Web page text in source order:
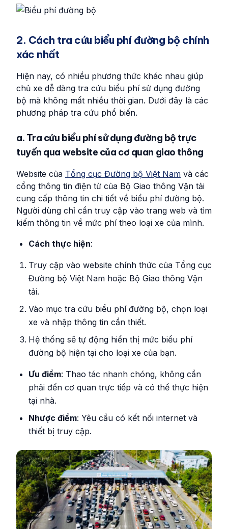
2. Cách tra cứu biểu phí đường bộ chính
xác nhất
Hiện nay, có nhiều phương thức khác nhau giúp
chủ xe dễ dàng tra cứu biểu phí sử dụng đường
bộ mà không mất nhiều thời gian. Dưới đây là các
phương pháp tra cứu phổ biến.
a. Tra cứu biểu phí sử dụng đường bộ trực
tuyến qua website của cơ quan giao thông
Website của Tổng cục Đường bộ Việt Nam và các
cổng thông tin điện tử của Bộ Giao thông Vận tải
cung cấp thông tin chi tiết về biểu phí đường bộ.
Người dùng chỉ cần truy cập vào trang web và tìm
kiếm thông tin về mức phí theo loại xe của mình.
Cách thực hiện:
Truy cập vào website chính thức của Tổng cục
Đường bộ Việt Nam hoặc Bộ Giao thông Vận
tải.
Vào mục tra cứu biểu phí đường bộ, chọn loại
xe và nhập thông tin cần thiết.
Hệ thống sẽ tự động hiển thị mức biểu phí
đường bộ hiện tại cho loại xe của bạn.
Ưu điểm: Thao tác nhanh chóng, không cần
phải đến cơ quan trực tiếp và có thể thực hiện
tại nhà.
Nhược điểm: Yêu cầu có kết nối internet và
thiết bị truy cập.